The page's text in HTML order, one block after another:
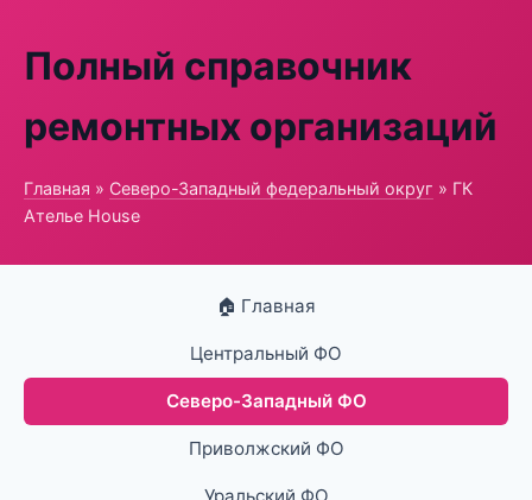
Полный справочник
ремонтных организаций
Главная » Северо-Западный федеральный округ » ГК
Ателье House
🏠 Главная
Центральный ФО
Северо-Западный ФО
Приволжский ФО